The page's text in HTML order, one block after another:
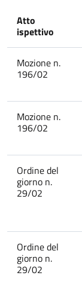
Atto
ispettivo
Mozione n.
196/02
Mozione n.
196/02
Ordine del
giorno n.
29/02
Ordine del
giorno n.
29/02